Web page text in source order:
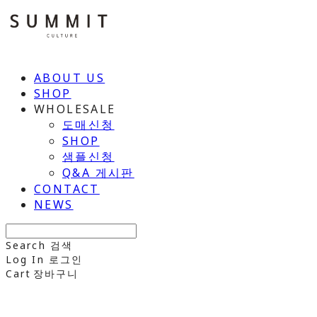
ABOUT US
SHOP
WHOLESALE
도매신청
SHOP
샘플신청
Q&A 게시판
CONTACT
NEWS
Search 검색
Log In 로그인
Cart 장바구니